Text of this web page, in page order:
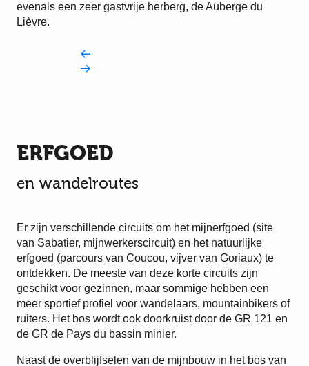
evenals een zeer gastvrije herberg, de Auberge du
Lièvre.
ERFGOED
en wandelroutes
Er zijn verschillende circuits om het mijnerfgoed (site
van Sabatier, mijnwerkerscircuit) en het natuurlijke
erfgoed (parcours van Coucou, vijver van Goriaux) te
ontdekken. De meeste van deze korte circuits zijn
geschikt voor gezinnen, maar sommige hebben een
meer sportief profiel voor wandelaars, mountainbikers of
ruiters. Het bos wordt ook doorkruist door de GR 121 en
de GR de Pays du bassin minier.
Naast de overblijfselen van de mijnbouw in het bos van